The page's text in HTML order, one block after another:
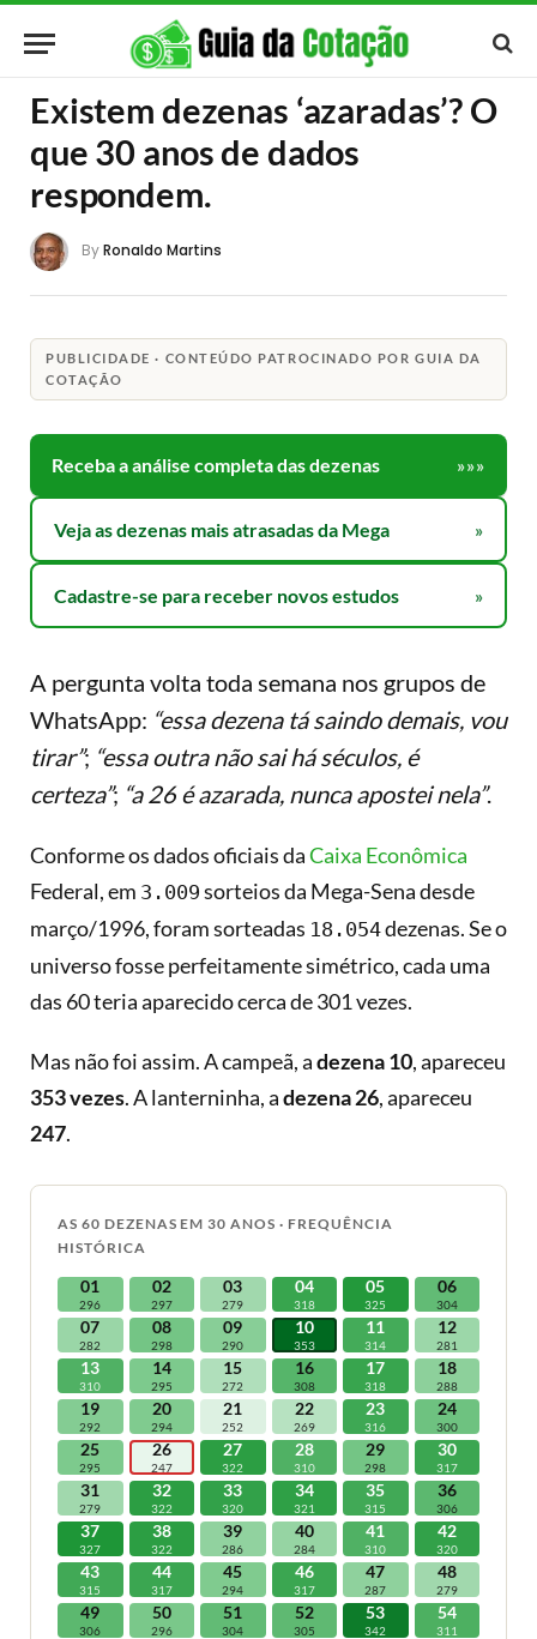
Existem dezenas ‘azaradas’? O
que 30 anos de dados
respondem.
ByRonaldo Martins
PUBLICIDADE · CONTEÚDO PATROCINADO POR GUIA DA
COTAÇÃO
Receba a análise completa das dezenas »»»
Veja as dezenas mais atrasadas da Mega »
Cadastre-se para receber novos estudos »
A pergunta volta toda semana nos grupos de
WhatsApp: “essa dezena tá saindo demais, vou
tirar”; “essa outra não sai há séculos, é
certeza”; “a 26 é azarada, nunca apostei nela”.
Conforme os dados oficiais daCaixa Econômica
Federal, em 3.009 sorteios da Mega-Sena desde
março/1996, foram sorteadas 18.054dezenas. Se o
universo fosse perfeitamente simétrico, cada uma
das 60 teria aparecido cerca de 301 vezes.
Mas não foi assim. A campeã, adezena 10, apareceu
353 vezes. A lanterninha, adezena 26, apareceu
247.
AS 60 DEZENAS EM 30 ANOS · FREQUÊNCIA
HISTÓRICA
01
296
02
297
03
279
04
318
05
325
06
304
07
282
08
298
09
290
10
353
11
314
12
281
13
310
14
295
15
272
16
308
17
318
18
288
19
292
20
294
21
252
22
269
23
316
24
300
25
295
26
247
27
322
28
310
29
298
30
317
31
279
32
322
33
320
34
321
35
315
36
306
37
327
38
322
39
286
40
284
41
310
42
320
43
315
44
317
45
294
46
317
47
287
48
279
49
306
50
296
51
304
52
305
53
342
54
311